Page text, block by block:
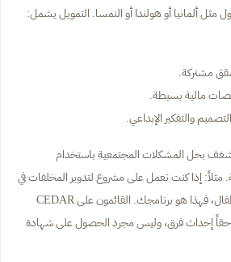
مثل ألمانيا أو هولندا أو النمسا. التمويل يشمل:
مشتركة.
مالية بسيطة.
والتفكير الإبداعي.
شغف بحل المشكلات المجتمعية باستخدام
مثلاً: إذا كنت تعمل على مشروع لتدوير المخلفات في
قريتك أو لتعليم البرمجة للأطفال، فهذا هو برنامجك. القائمون على CEDAR
إحداث فرق، وليس مجرد الحصول على شهادة